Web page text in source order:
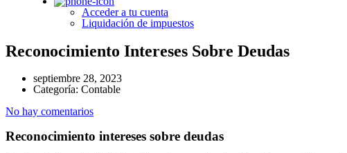
Acceder a tu cuenta
Liquidación de impuestos
Reconocimiento Intereses Sobre Deudas
septiembre 28, 2023
Categoría: Contable
No hay comentarios
Reconocimiento intereses sobre deudas